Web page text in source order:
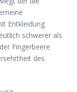
Entkleidung
schwerer als
Fingerbeere
des